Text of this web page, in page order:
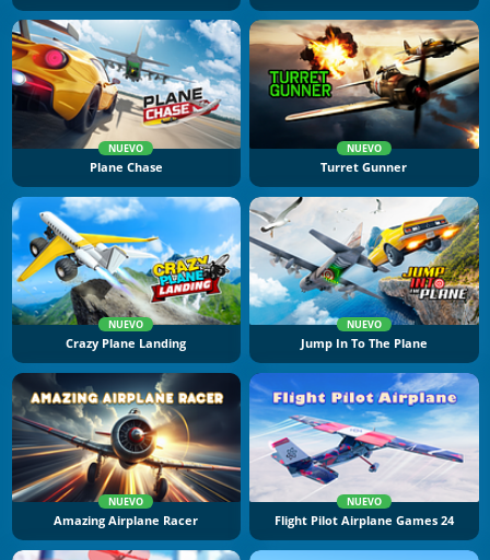
NUEVO
Plane Chase
NUEVO
Turret Gunner
NUEVO
Crazy Plane Landing
NUEVO
Jump In To The Plane
NUEVO
Amazing Airplane Racer
NUEVO
Flight Pilot Airplane Games 24